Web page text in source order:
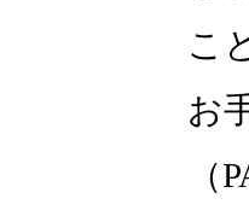
こ
お
（